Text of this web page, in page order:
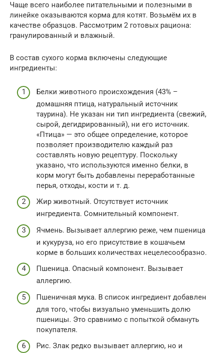
Чаще всего наиболее питательными и полезными в
линейке оказываются корма для котят. Возьмём их в
качестве образцов. Рассмотрим 2 готовых рациона:
гранулированный и влажный.
В состав сухого корма включены следующие
ингредиенты:
Белки животного происхождения (43% –
домашняя птица, натуральный источник
таурина). Не указан ни тип ингредиента (свежий,
сырой, дегидрированный), ни его источник.
«Птица» — это общее определение, которое
позволяет производителю каждый раз
составлять новую рецептуру. Поскольку
указано, что используются именно белки, в
корм могут быть добавлены переработанные
перья, отходы, кости и т. д.
Жир животный. Отсутствует источник
ингредиента. Сомнительный компонент.
Ячмень. Вызывает аллергию реже, чем пшеница
и кукуруза, но его присутствие в кошачьем
корме в больших количествах нецелесообразно.
Пшеница. Опасный компонент. Вызывает
аллергию.
Пшеничная мука. В список ингредиент добавлен
для того, чтобы визуально уменьшить долю
пшеницы. Это сравнимо с попыткой обмануть
покупателя.
Рис. Злак редко вызывает аллергию, но и